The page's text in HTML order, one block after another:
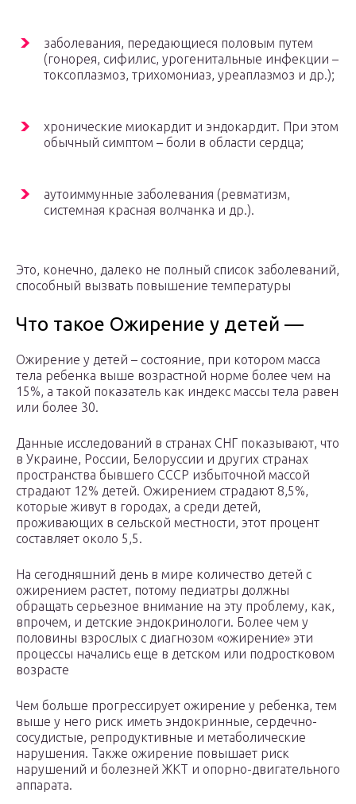
заболевания, передающиеся половым путем
(гонорея, сифилис, урогенитальные инфекции –
токсоплазмоз, трихомониаз, уреаплазмоз и др.);
хронические миокардит и эндокардит. При этом
обычный симптом – боли в области сердца;
аутоиммунные заболевания (ревматизм,
системная красная волчанка и др.).
Это, конечно, далеко не полный список заболеваний,
способный вызвать повышение температуры
Что такое Ожирение у детей —
Ожирение у детей – состояние, при котором масса
тела ребенка выше возрастной норме более чем на
15%, а такой показатель как индекс массы тела равен
или более 30.
Данные исследований в странах СНГ показывают, что
в Украине, России, Белоруссии и других странах
пространства бывшего СССР избыточной массой
страдают 12% детей. Ожирением страдают 8,5%,
которые живут в городах, а среди детей,
проживающих в сельской местности, этот процент
составляет около 5,5.
На сегодняшний день в мире количество детей с
ожирением растет, потому педиатры должны
обращать серьезное внимание на эту проблему, как,
впрочем, и детские эндокринологи. Более чем у
половины взрослых с диагнозом «ожирение» эти
процессы начались еще в детском или подростковом
возрасте
Чем больше прогрессирует ожирение у ребенка, тем
выше у него риск иметь эндокринные, сердечно-
сосудистые, репродуктивные и метаболические
нарушения. Также ожирение повышает риск
нарушений и болезней ЖКТ и опорно-двигательного
аппарата.